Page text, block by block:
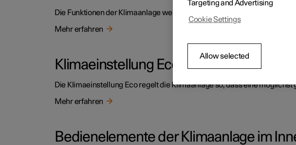
Die Funktionen der Klimaanlage werden über die Regler auf der
Mehr erfahren
Klimaeinstellung Eco
Die Klimaeinstellung Eco regelt die Klimaanlage so, dass eine
Mehr erfahren
Bedienelemente der Klimaanlage im
Targeting and Advertising
Cookie Settings
Allow selected